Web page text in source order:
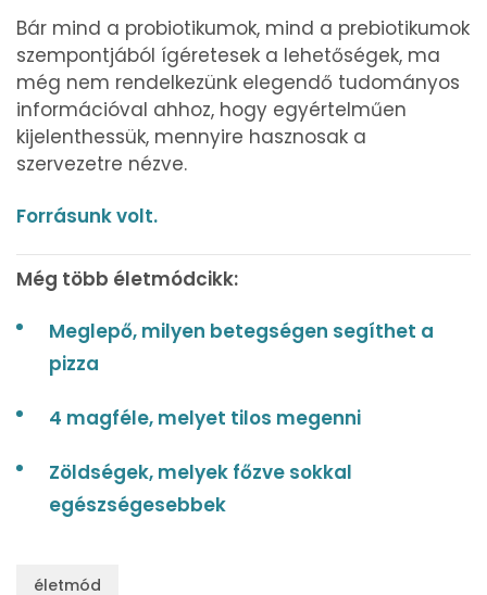
Bár mind a probiotikumok, mind a prebiotikumok
szempontjából ígéretesek a lehetőségek, ma
még nem rendelkezünk elegendő tudományos
információval ahhoz, hogy egyértelműen
kijelenthessük, mennyire hasznosak a
szervezetre nézve.
Forrásunk volt.
Még több életmódcikk:
Meglepő, milyen betegségen segíthet a
pizza
4 magféle, melyet tilos megenni
Zöldségek, melyek főzve sokkal
egészségesebbek
életmód